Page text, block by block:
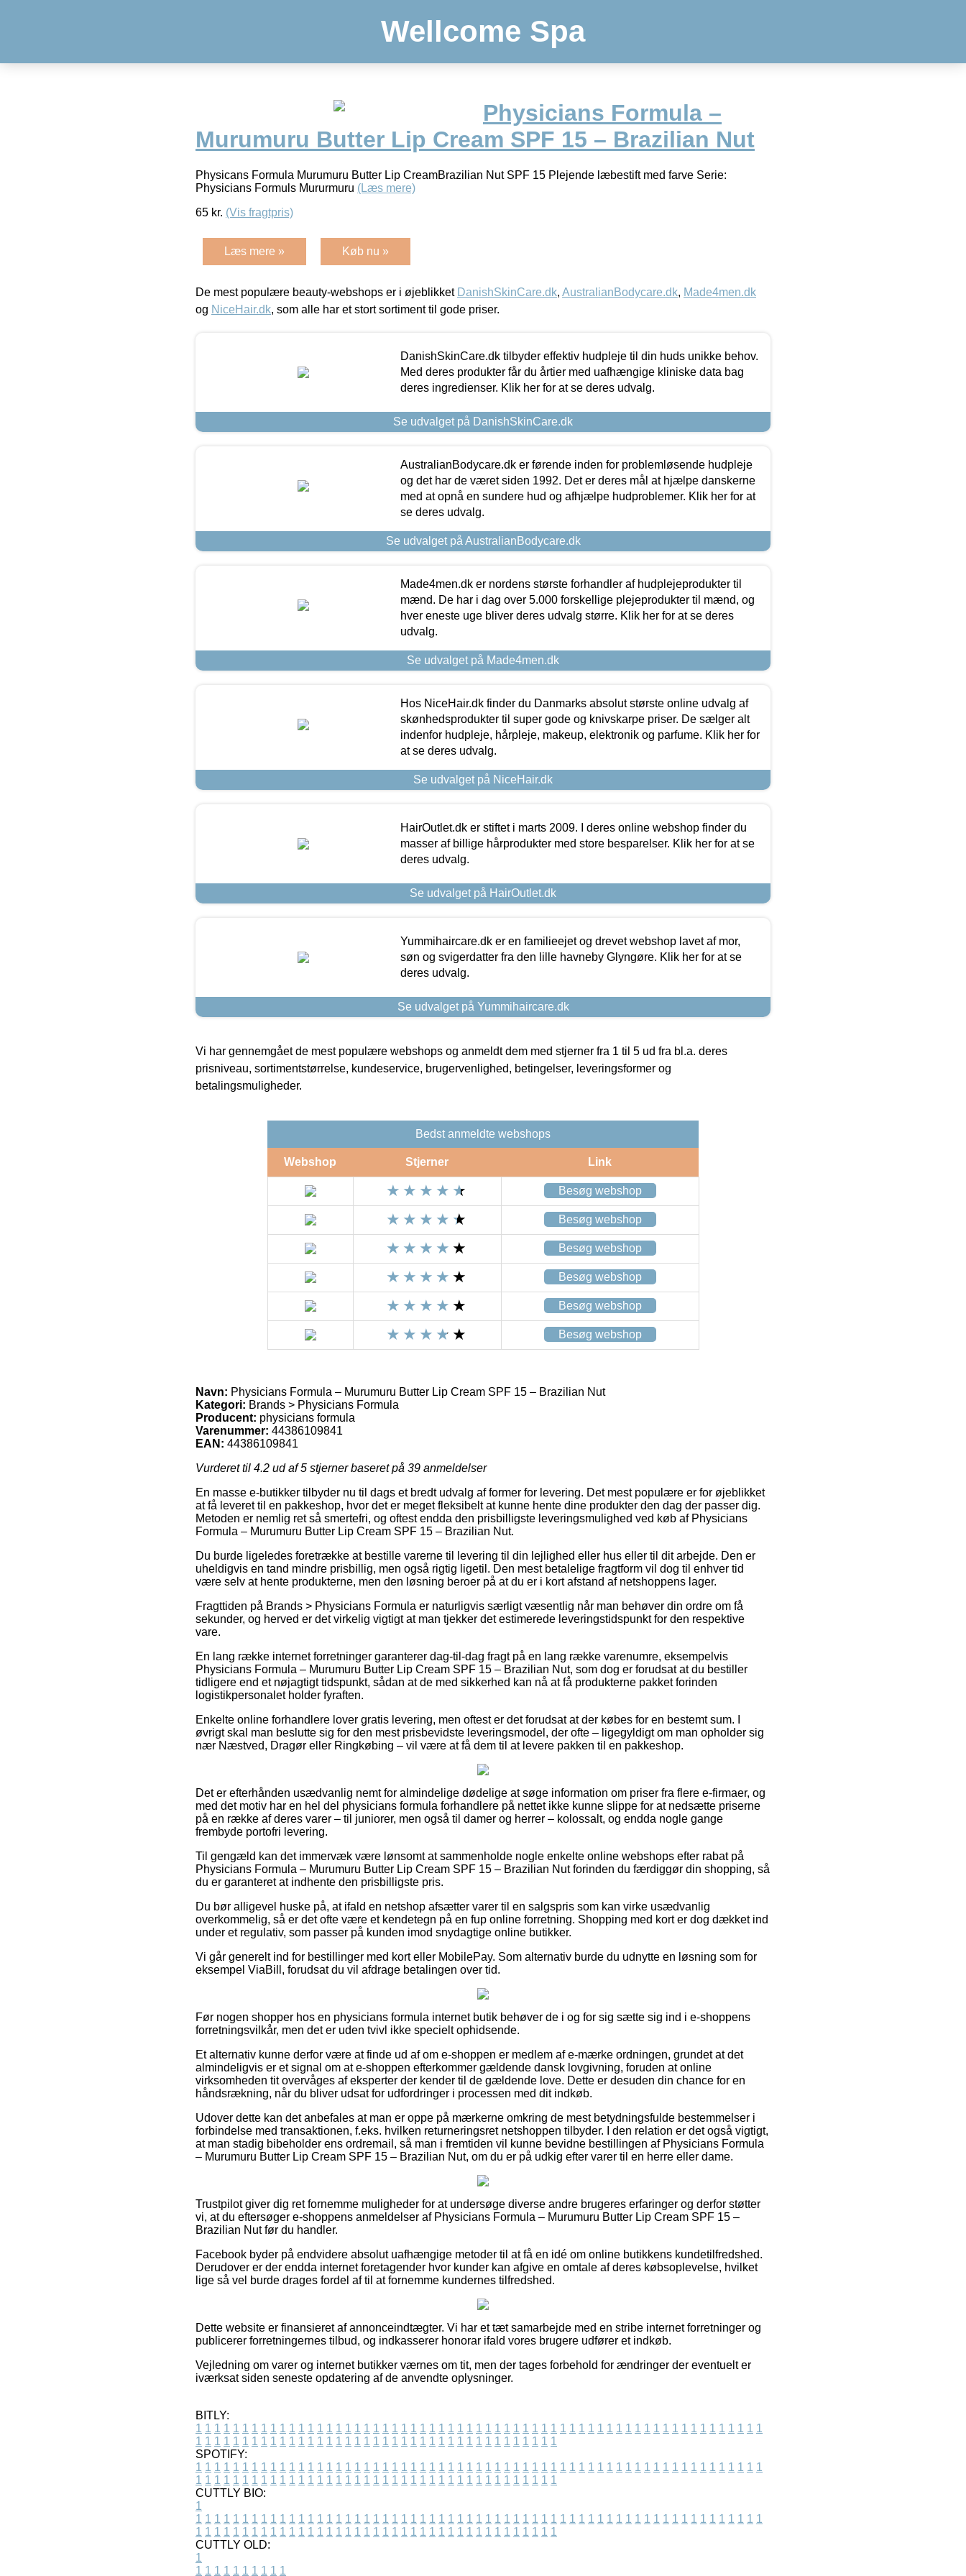
Wellcome Spa
Physicians Formula –
Murumuru Butter Lip Cream SPF 15 – Brazilian Nut
Physicans Formula Murumuru Butter Lip CreamBrazilian Nut SPF 15 Plejende læbestift med farve Serie:
Physicians Formuls Mururmuru (Læs mere)
65 kr. (Vis fragtpris)
Læs mere » Køb nu »
De mest populære beauty-webshops er i øjeblikket DanishSkinCare.dk, AustralianBodycare.dk, Made4men.dk
og NiceHair.dk, som alle har et stort sortiment til gode priser.
DanishSkinCare.dk tilbyder effektiv hudpleje til din huds unikke behov.
Med deres produkter får du årtier med uafhængige kliniske data bag
deres ingredienser. Klik her for at se deres udvalg.
Se udvalget på DanishSkinCare.dk
AustralianBodycare.dk er førende inden for problemløsende hudpleje
og det har de været siden 1992. Det er deres mål at hjælpe danskerne
med at opnå en sundere hud og afhjælpe hudproblemer. Klik her for at
se deres udvalg.
Se udvalget på AustralianBodycare.dk
Made4men.dk er nordens største forhandler af hudplejeprodukter til
mænd. De har i dag over 5.000 forskellige plejeprodukter til mænd, og
hver eneste uge bliver deres udvalg større. Klik her for at se deres
udvalg.
Se udvalget på Made4men.dk
Hos NiceHair.dk finder du Danmarks absolut største online udvalg af
skønhedsprodukter til super gode og knivskarpe priser. De sælger alt
indenfor hudpleje, hårpleje, makeup, elektronik og parfume. Klik her for
at se deres udvalg.
Se udvalget på NiceHair.dk
HairOutlet.dk er stiftet i marts 2009. I deres online webshop finder du
masser af billige hårprodukter med store besparelser. Klik her for at se
deres udvalg.
Se udvalget på HairOutlet.dk
Yummihaircare.dk er en familieejet og drevet webshop lavet af mor,
søn og svigerdatter fra den lille havneby Glyngøre. Klik her for at se
deres udvalg.
Se udvalget på Yummihaircare.dk
Vi har gennemgået de mest populære webshops og anmeldt dem med stjerner fra 1 til 5 ud fra bl.a. deres
prisniveau, sortimentstørrelse, kundeservice, brugervenlighed, betingelser, leveringsformer og
betalingsmuligheder.
Bedst anmeldte webshops
Webshop Stjerner Link
Besøg webshop
Besøg webshop
Besøg webshop
Besøg webshop
Besøg webshop
Besøg webshop
Navn: Physicians Formula – Murumuru Butter Lip Cream SPF 15 – Brazilian Nut
Kategori: Brands > Physicians Formula
Producent: physicians formula
Varenummer: 44386109841
EAN: 44386109841
Vurderet til 4.2 ud af 5 stjerner baseret på 39 anmeldelser
En masse e-butikker tilbyder nu til dags et bredt udvalg af former for levering. Det mest populære er for øjeblikket
at få leveret til en pakkeshop, hvor det er meget fleksibelt at kunne hente dine produkter den dag der passer dig.
Metoden er nemlig ret så smertefri, og oftest endda den prisbilligste leveringsmulighed ved køb af Physicians
Formula – Murumuru Butter Lip Cream SPF 15 – Brazilian Nut.
Du burde ligeledes foretrække at bestille varerne til levering til din lejlighed eller hus eller til dit arbejde. Den er
uheldigvis en tand mindre prisbillig, men også rigtig ligetil. Den mest betalelige fragtform vil dog til enhver tid
være selv at hente produkterne, men den løsning beroer på at du er i kort afstand af netshoppens lager.
Fragttiden på Brands > Physicians Formula er naturligvis særligt væsentlig når man behøver din ordre om få
sekunder, og herved er det virkelig vigtigt at man tjekker det estimerede leveringstidspunkt for den respektive
vare.
En lang række internet forretninger garanterer dag-til-dag fragt på en lang række varenumre, eksempelvis
Physicians Formula – Murumuru Butter Lip Cream SPF 15 – Brazilian Nut, som dog er forudsat at du bestiller
tidligere end et nøjagtigt tidspunkt, sådan at de med sikkerhed kan nå at få produkterne pakket forinden
logistikpersonalet holder fyraften.
Enkelte online forhandlere lover gratis levering, men oftest er det forudsat at der købes for en bestemt sum. I
øvrigt skal man beslutte sig for den mest prisbevidste leveringsmodel, der ofte – ligegyldigt om man opholder sig
nær Næstved, Dragør eller Ringkøbing – vil være at få dem til at levere pakken til en pakkeshop.
Det er efterhånden usædvanlig nemt for almindelige dødelige at søge information om priser fra flere e-firmaer, og
med det motiv har en hel del physicians formula forhandlere på nettet ikke kunne slippe for at nedsætte priserne
på en række af deres varer – til juniorer, men også til damer og herrer – kolossalt, og endda nogle gange
frembyde portofri levering.
Til gengæld kan det immervæk være lønsomt at sammenholde nogle enkelte online webshops efter rabat på
Physicians Formula – Murumuru Butter Lip Cream SPF 15 – Brazilian Nut forinden du færdiggør din shopping, så
du er garanteret at indhente den prisbilligste pris.
Du bør alligevel huske på, at ifald en netshop afsætter varer til en salgspris som kan virke usædvanlig
overkommelig, så er det ofte være et kendetegn på en fup online forretning. Shopping med kort er dog dækket ind
under et regulativ, som passer på kunden imod snydagtige online butikker.
Vi går generelt ind for bestillinger med kort eller MobilePay. Som alternativ burde du udnytte en løsning som for
eksempel ViaBill, forudsat du vil afdrage betalingen over tid.
Før nogen shopper hos en physicians formula internet butik behøver de i og for sig sætte sig ind i e-shoppens
forretningsvilkår, men det er uden tvivl ikke specielt ophidsende.
Et alternativ kunne derfor være at finde ud af om e-shoppen er medlem af e-mærke ordningen, grundet at det
almindeligvis er et signal om at e-shoppen efterkommer gældende dansk lovgivning, foruden at online
virksomheden tit overvåges af eksperter der kender til de gældende love. Dette er desuden din chance for en
håndsrækning, når du bliver udsat for udfordringer i processen med dit indkøb.
Udover dette kan det anbefales at man er oppe på mærkerne omkring de mest betydningsfulde bestemmelser i
forbindelse med transaktionen, f.eks. hvilken returneringsret netshoppen tilbyder. I den relation er det også vigtigt,
at man stadig bibeholder ens ordremail, så man i fremtiden vil kunne bevidne bestillingen af Physicians Formula
– Murumuru Butter Lip Cream SPF 15 – Brazilian Nut, om du er på udkig efter varer til en herre eller dame.
Trustpilot giver dig ret fornemme muligheder for at undersøge diverse andre brugeres erfaringer og derfor støtter
vi, at du eftersøger e-shoppens anmeldelser af Physicians Formula – Murumuru Butter Lip Cream SPF 15 –
Brazilian Nut før du handler.
Facebook byder på endvidere absolut uafhængige metoder til at få en idé om online butikkens kundetilfredshed.
Derudover er der endda internet foretagender hvor kunder kan afgive en omtale af deres købsoplevelse, hvilket
lige så vel burde drages fordel af til at fornemme kundernes tilfredshed.
Dette website er finansieret af annonceindtægter. Vi har et tæt samarbejde med en stribe internet forretninger og
publicerer forretningernes tilbud, og indkasserer honorar ifald vores brugere udfører et indkøb.
Vejledning om varer og internet butikker værnes om tit, men der tages forbehold for ændringer der eventuelt er
iværksat siden seneste opdatering af de anvendte oplysninger.
BITLY:
1 1 1 1 1 1 1 1 1 1 1 1 1 1 1 1 1 1 1 1 1 1 1 1 1 1 1 1 1 1 1 1 1 1 1 1 1 1 1 1 1 1 1 1 1 1 1 1 1 1 1 1 1 1 1 1 1 1 1 1 1
1 1 1 1 1 1 1 1 1 1 1 1 1 1 1 1 1 1 1 1 1 1 1 1 1 1 1 1 1 1 1 1 1 1 1 1 1 1 1
SPOTIFY:
1 1 1 1 1 1 1 1 1 1 1 1 1 1 1 1 1 1 1 1 1 1 1 1 1 1 1 1 1 1 1 1 1 1 1 1 1 1 1 1 1 1 1 1 1 1 1 1 1 1 1 1 1 1 1 1 1 1 1 1 1
1 1 1 1 1 1 1 1 1 1 1 1 1 1 1 1 1 1 1 1 1 1 1 1 1 1 1 1 1 1 1 1 1 1 1 1 1 1 1
CUTTLY BIO:
1
1 1 1 1 1 1 1 1 1 1 1 1 1 1 1 1 1 1 1 1 1 1 1 1 1 1 1 1 1 1 1 1 1 1 1 1 1 1 1 1 1 1 1 1 1 1 1 1 1 1 1 1 1 1 1 1 1 1 1 1 1
1 1 1 1 1 1 1 1 1 1 1 1 1 1 1 1 1 1 1 1 1 1 1 1 1 1 1 1 1 1 1 1 1 1 1 1 1 1 1
CUTTLY OLD:
1
1 1 1 1 1 1 1 1 1 1